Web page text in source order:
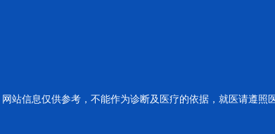
网站信息仅供参考，不能作为诊断及医疗的依据，就医请遵照